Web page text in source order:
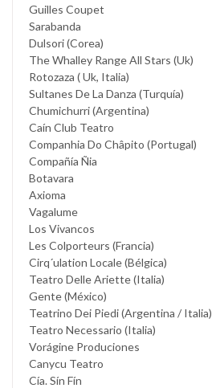
Guilles Coupet
Sarabanda
Dulsori (Corea)
The Whalley Range All Stars (Uk)
Rotozaza ( Uk, Italia)
Sultanes De La Danza (Turquía)
Chumichurri (Argentina)
Caín Club Teatro
Companhia Do Châpito (Portugal)
Compañía Ñia
Botavara
Axioma
Vagalume
Los Vivancos
Les Colporteurs (Francia)
Cirq´ulation Locale (Bélgica)
Teatro Delle Ariette (Italia)
Gente (México)
Teatrino Dei Piedi (Argentina / Italia)
Teatro Necessario (Italia)
Vorágine Produciones
Canycu Teatro
Cía. Sín Fín